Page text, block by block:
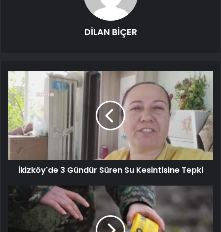
DİLAN BİÇER
İkizköy'de 3 Gündür Süren Su Kesintisine Tepki